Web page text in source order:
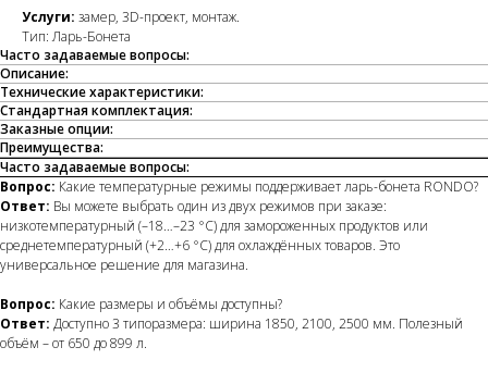
Услуги: замер, 3D-проект, монтаж.
Тип: Ларь-Бонета
Часто задаваемые вопросы:
Описание:
Технические характеристики:
Стандартная комплектация:
Заказные опции:
Преимущества:
Часто задаваемые вопросы:
Вопрос: Какие температурные режимы поддерживает ларь-бонета RONDO?
Ответ: Вы можете выбрать один из двух режимов при заказе:
низкотемпературный (–18…–23 °C) для замороженных продуктов или
среднетемпературный (+2…+6 °C) для охлаждённых товаров. Это
универсальное решение для магазина.
Вопрос: Какие размеры и объёмы доступны?
Ответ: Доступно 3 типоразмера: ширина 1850, 2100, 2500 мм. Полезный
объём – от 650 до 899 л.